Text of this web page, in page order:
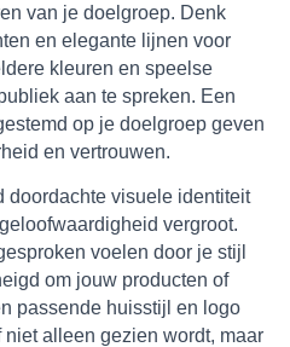
van je doelgroep. Denk
en elegante lijnen voor
kleuren en speelse
aan te spreken. Een
op je doelgroep geven
en vertrouwen.
doordachte visuele identiteit
vergroot.
voelen door je stijl
om jouw producten of
passende huisstijl en logo
alleen gezien wordt, maar